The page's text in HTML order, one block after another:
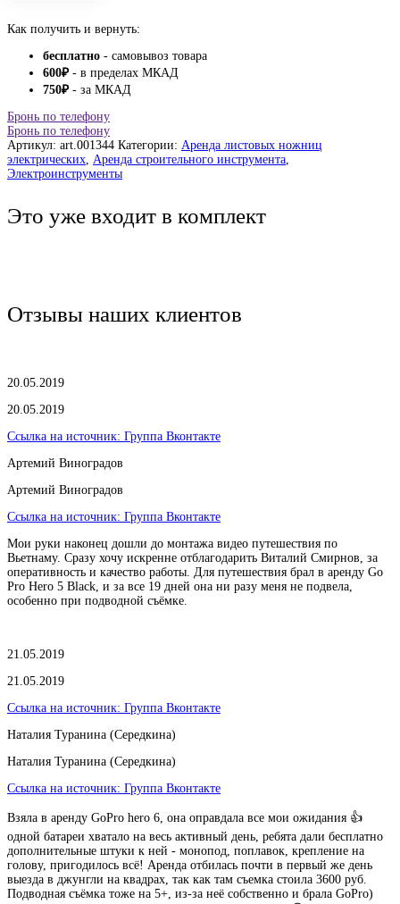
Как получить и вернуть:
бесплатно - самовывоз товара
600₽- в пределах МКАД
750₽- за МКАД
Бронь по телефону
Бронь по телефону
Артикул: art.001344 Категории: Аренда листовых ножниц
электрических, Аренда строительного инструмента,
Электроинструменты
Это уже входит в комплект
Отзывы наших клиентов
20.05.2019
20.05.2019
Ссылка на источник: Группа Вконтакте
Артемий Виноградов
Артемий Виноградов
Ссылка на источник: Группа Вконтакте
Мои руки наконец дошли до монтажа видео путешествия по
Вьетнаму. Сразу хочу искренне отблагодарить Виталий Смирнов, за
оперативность и качество работы. Для путешествия брал в аренду Go
Pro Hero 5 Black, и за все 19 дней она ни разу меня не подвела,
особенно при подводной съёмке.
21.05.2019
21.05.2019
Ссылка на источник: Группа Вконтакте
Наталия Туранина (Середкина)
Наталия Туранина (Середкина)
Ссылка на источник: Группа Вконтакте
Взяла в аренду GoPro hero 6, она оправдала все мои ожидания 👍
одной батареи хватало на весь активный день, ребята дали бесплатно
дополнительные штуки к ней - монопод, поплавок, крепление на
голову, пригодилось всё! Аренда отбилась почти в первый же день
выезда в джунгли на квадрах, так как там съемка стоила 3600 руб.
Подводная съёмка тоже на 5+, из-за неё собственно и брала GoPro)